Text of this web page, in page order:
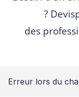
?
des
Erreur lors du